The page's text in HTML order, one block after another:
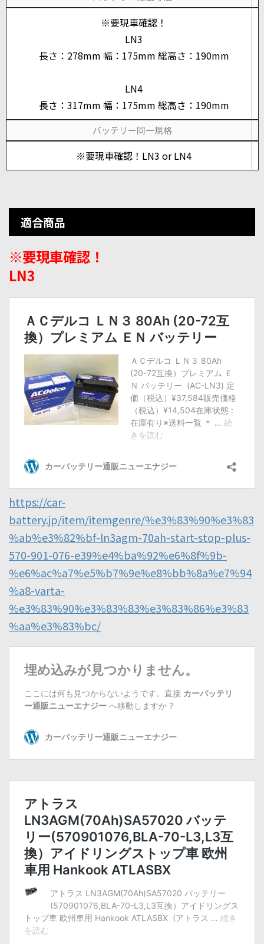
※要現車確認！
LN3
長さ：278mm 幅：175mm 総高さ：190mm
LN4
長さ：317mm 幅：175mm 総高さ：190mm
バッテリー同一規格
※要現車確認！LN3 or LN4
適合商品
※要現車確認！
LN3
https://car-
battery.jp/item/itemgenre/%e3%83%90%e3%83
%ab%e3%82%bf-ln3agm-70ah-start-stop-plus-
570-901-076-e39%e4%ba%92%e6%8f%9b-
%e6%ac%a7%e5%b7%9e%e8%bb%8a%e7%94
%a8-varta-
%e3%83%90%e3%83%83%e3%83%86%e3%83
%aa%e3%83%bc/